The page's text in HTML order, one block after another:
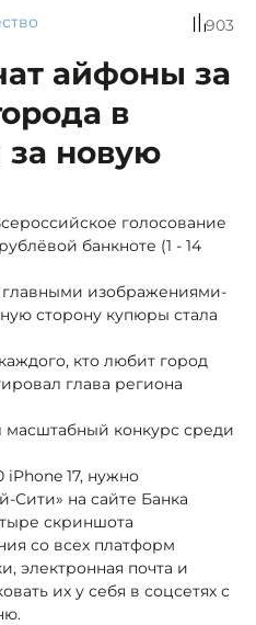
903
айфоны за
в
за новую
голосование
банкноте (1 - 14
изображениями-
сторону купюры стала
кто любит город
глава региона
масштабный конкурс среди
iPhone 17, нужно
Сити» на сайте Банка
скриншота
со всех платформ
электронная почта и
их у себя в соцсетях с